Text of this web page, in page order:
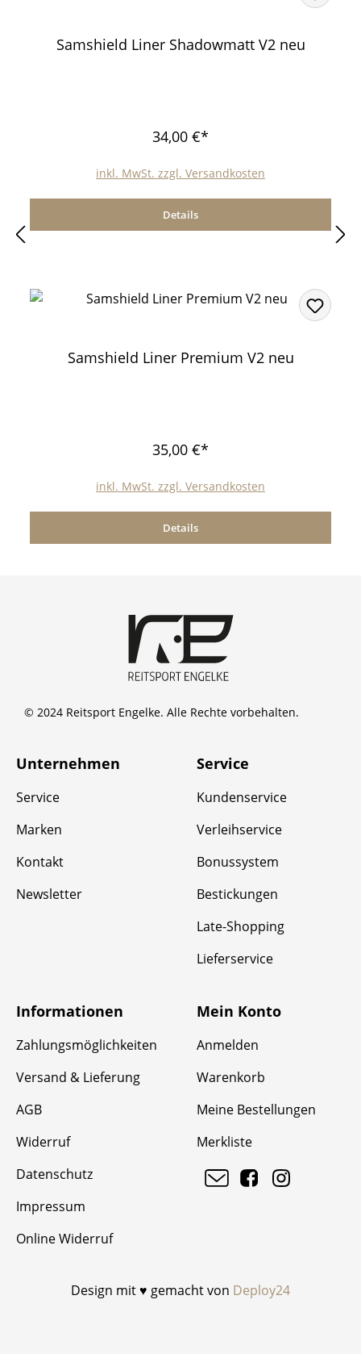
Samshield Liner Shadowmatt V2 neu
34,00 €*
inkl. MwSt. zzgl. Versandkosten
Details
Samshield Liner Premium V2 neu
35,00 €*
inkl. MwSt. zzgl. Versandkosten
Details
© 2024 Reitsport Engelke. Alle Rechte vorbehalten.
Unternehmen
Service
Marken
Kontakt
Newsletter
Service
Kundenservice
Verleihservice
Bonussystem
Bestickungen
Late-Shopping
Lieferservice
Informationen
Zahlungsmöglichkeiten
Versand & Lieferung
AGB
Widerruf
Datenschutz
Impressum
Online Widerruf
Mein Konto
Anmelden
Warenkorb
Meine Bestellungen
Merkliste
Design mit ♥ gemacht von Deploy24